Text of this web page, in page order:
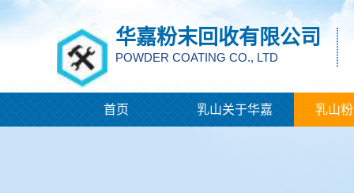
华嘉粉末回收有限公司
POWDER COATING CO., LTD
首页 乳山关于华嘉 乳山